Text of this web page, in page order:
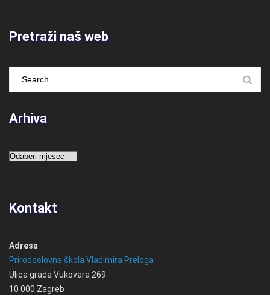
Pretraži naš web
Arhiva
Arhiva
Kontakt
Adresa
Prirodoslovna škola Vladimira Preloga
Ulica grada Vukovara 269
10 000 Zagreb